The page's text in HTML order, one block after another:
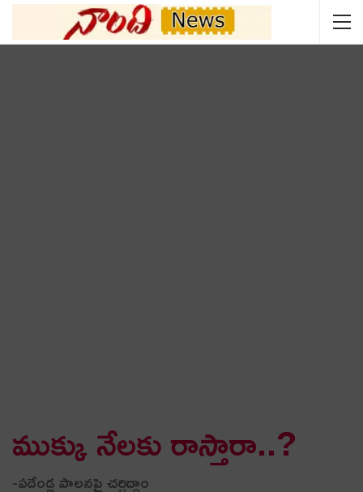
ముక్కు నేల‌కు రాస్తారా..?
-పదేండ్ల పాల‌న‌పై చ‌ర్చిద్దాం